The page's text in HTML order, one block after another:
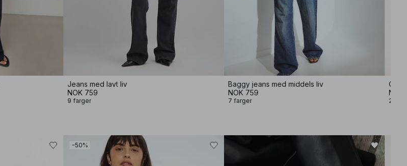
Jeans med lavt liv
NOK 759
9 farger
Baggy jeans med middels liv
NOK 759
7 farger
NOK
2
−50%